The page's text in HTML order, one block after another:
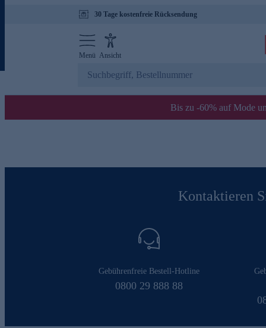
30 Tage kostenfreie Rücksendung
Menü Ansicht
Bis zu -60% auf Mode
Kontaktieren
Gebührenfreie Bestell-Hotline
0800 29 888 88